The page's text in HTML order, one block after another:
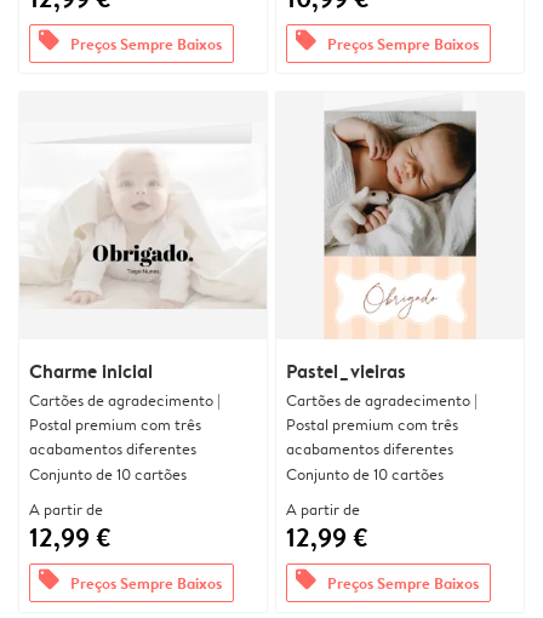
offers Preços Sempre Baixos offers Preços Sempre Baixos
Charme inicial
Cartões de agradecimento |
Postal premium com três
acabamentos diferentes
Conjunto de 10 cartões
A partir de
12,99 €
offers Preços Sempre Baixos
Pastel_vieiras
Cartões de agradecimento |
Postal premium com três
acabamentos diferentes
Conjunto de 10 cartões
A partir de
12,99 €
offers Preços Sempre Baixos